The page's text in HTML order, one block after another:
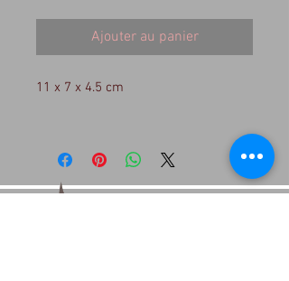
Ajouter au panier
11 x 7 x 4.5 cm